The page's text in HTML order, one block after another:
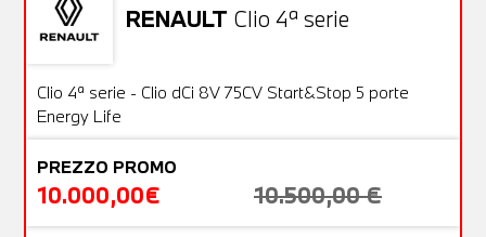
RENAULT Clio 4ª serie
OFFERTA
Usato
Clio 4ª serie - Clio dCi 8V 75CV Start&Stop 5 porte
Energy Life
PREZZO PROMO
10.000,00€ 10.500,00 €